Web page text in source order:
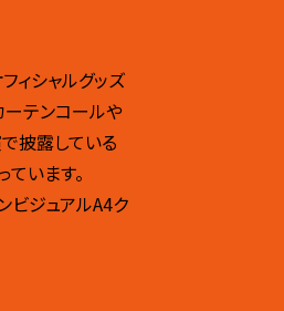
ィシャルグッズ
ーテンコールや
披露している
います。
ビジュアルA4ク